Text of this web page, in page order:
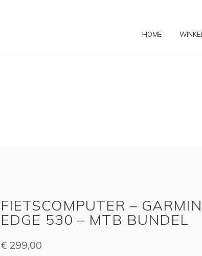
HOME WINKEL
FIETSCOMPUTER – GARMIN
EDGE 530 – MTB BUNDEL
€ 299,00